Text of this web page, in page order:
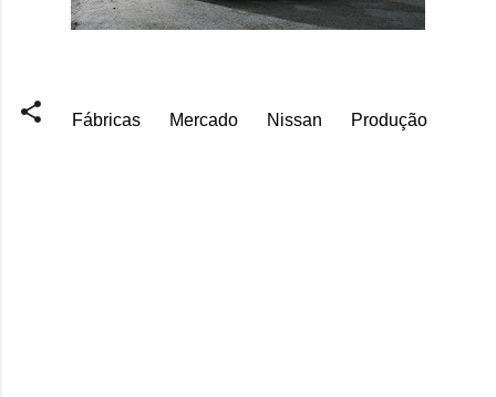
Fábricas Mercado Nissan Produção